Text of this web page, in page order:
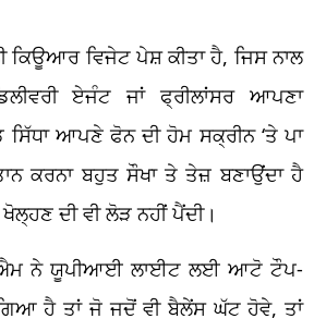
ਕਿਊਆਰ ਵਿਜੇਟ ਪੇਸ਼ ਕੀਤਾ ਹੈ, ਜਿਸ ਨਾਲ
ਏਜੰਟ ਜਾਂ ਫ੍ਰੀਲਾਂਸਰ ਆਪਣਾ
ਆਪਣੇ ਫੋਨ ਦੀ ਹੋਮ ਸਕ੍ਰੀਨ ‘ਤੇ ਪਾ
ਕਰਨਾ ਬਹੁਤ ਸੌਖਾ ਤੇ ਤੇਜ਼ ਬਣਾਉਂਦਾ ਹੈ
ਦੀ ਵੀ ਲੋੜ ਨਹੀਂ ਪੈਂਦੀ।
ਨੇ ਯੂਪੀਆਈ ਲਾਈਟ ਲਈ ਆਟੋ ਟੌਪ-
ਹੈ ਤਾਂ ਜੋ ਜਦੋਂ ਵੀ ਬੈਲੇਂਸ ਘੱਟ ਹੋਵੇ, ਤਾਂ